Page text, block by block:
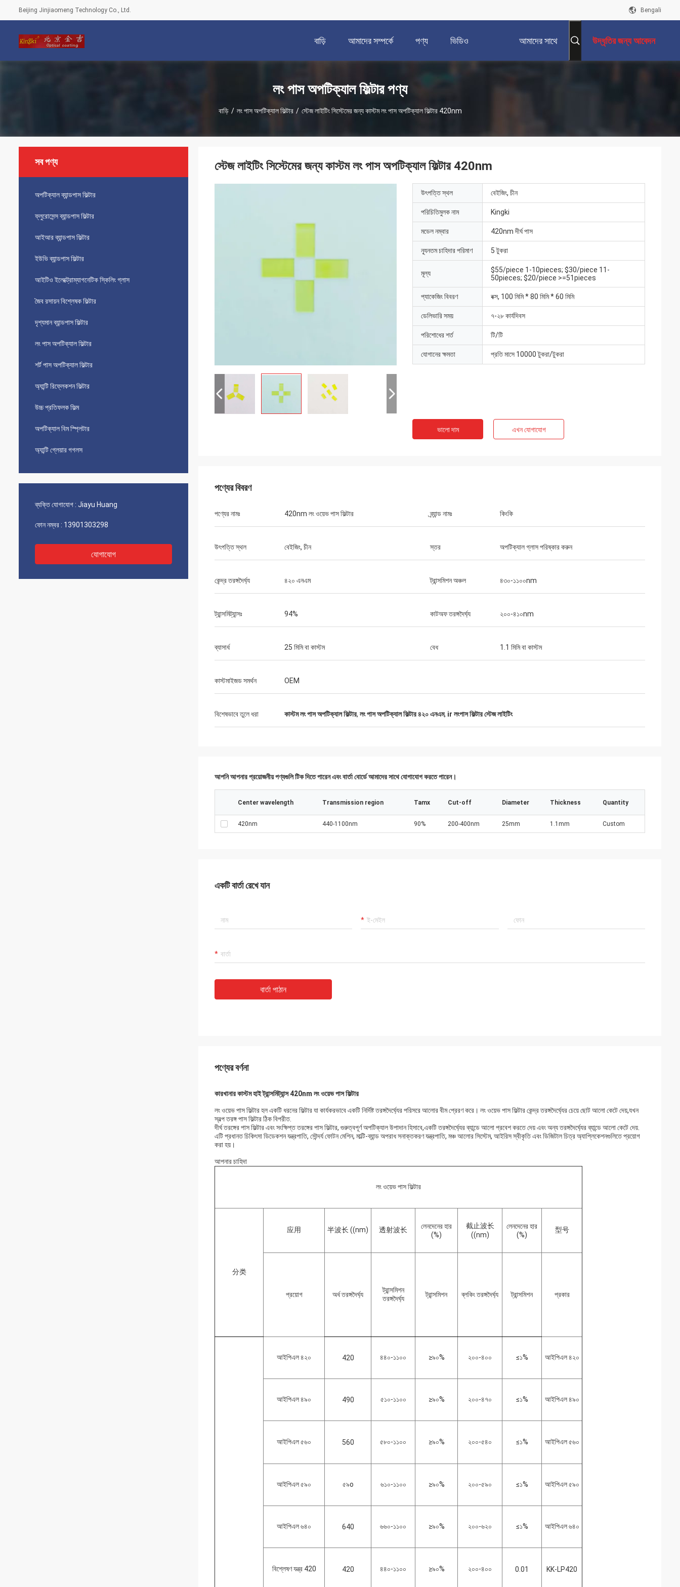
Beijing Jinjiaomeng Technology Co., Ltd. Bengali
বাড়ি আমাদের সম্পর্কে পণ্য ভিডিও আমাদের সাথে উদ্ধৃতির জন্য আবেদন
লং পাস অপটিক্যাল ফিল্টার পণ্য
বাড়ি / লং পাস অপটিক্যাল ফিল্টার / স্টেজ লাইটিং সিস্টেমের জন্য কাস্টম লং পাস অপটিক্যাল ফিল্টার 420nm
সব পণ্য
অপটিক্যাল ব্যান্ডপাস ফিল্টার
ফ্লুরোসেন্স ব্যান্ডপাস ফিল্টার
আইআর ব্যান্ডপাস ফিল্টার
ইউভি ব্যান্ডপাস ফিল্টার
আইটিও ইলেক্ট্রোম্যাগনেটিক স্কিলিং গ্লাস
জৈব রসায়ন বিশ্লেষক ফিল্টার
দৃশ্যমান ব্যান্ডপাস ফিল্টার
লং পাস অপটিক্যাল ফিল্টার
শর্ট পাস অপটিক্যাল ফিল্টার
অ্যান্টি রিফ্লেকশন ফিল্টার
উচ্চ প্রতিফলক ফিল্ম
অপটিক্যাল বিম স্প্লিটার
অ্যান্টি গ্লেয়ার গগলস
ব্যক্তি যোগাযোগ : Jiayu Huang
ফোন নম্বর : 13901303298
যোগাযোগ
স্টেজ লাইটিং সিস্টেমের জন্য কাস্টম লং পাস অপটিক্যাল ফিল্টার 420nm
উৎপত্তি স্থল বেইজিং, চীন
পরিচিতিমুলক নাম Kingki
মডেল নম্বার 420nm দীর্ঘ পাস
ন্যূনতম চাহিদার পরিমাণ 5 টুকরা
মূল্য
$55/piece 1-10pieces; $30/piece 11-
50pieces; $20/piece >=51pieces
প্যাকেজিং বিবরণ বক্স, 100 মিমি * 80 মিমি * 60 মিমি
ডেলিভারি সময় ৭-২৮ কার্যদিবস
পরিশোধের শর্ত টি/টি
যোগানের ক্ষমতা প্রতি মাসে 10000 টুকরা/টুকরা
ভালো দাম এখন যোগাযোগ
পণ্যের বিবরণ
পণ্যের নামঃ 420nm লং ওয়েভ পাস ফিল্টার ব্র্যান্ড নামঃ কিংকি
উৎপত্তি স্থল বেইজিং, চীন স্তর অপটিক্যাল গ্লাস পরিষ্কার করুন
কেন্দ্র তরঙ্গদৈর্ঘ্য ৪২০ এনএম ট্রান্সমিশন অঞ্চল ৪৩০-১১০০nm
ট্রান্সমিট্যান্সঃ 94% কাটঅফ তরঙ্গদৈর্ঘ্য ২০০-৪১০nm
ব্যাসার্ধ 25 মিমি বা কাস্টম বেধ 1.1 মিমি বা কাস্টম
কাস্টমাইজড সমর্থন OEM
বিশেষভাবে তুলে ধরা কাস্টম লং পাস অপটিক্যাল ফিল্টার, লং পাস অপটিক্যাল ফিল্টার ৪২০ এনএম, ir লংপাস ফিল্টার স্টেজ লাইটিং
আপনি আপনার প্রয়োজনীয় পণ্যগুলি টিক দিতে পারেন এবং বার্তা বোর্ডে আমাদের সাথে যোগাযোগ করতে পারেন।
Center wavelength Transmission region Tamx Cut-off Diameter Thickness Quantity
420nm 440-1100nm 90% 200-400nm 25mm 1.1mm Custom
একটি বার্তা রেখে যান
বার্তা পাঠান
পণ্যের বর্ণনা
কারখানার কাস্টম হাই ট্রান্সমিট্যান্স 420nm লং ওয়েভ পাস ফিল্টার
লং ওয়েভ পাস ফিল্টার হল একটি ধরনের ফিল্টার যা কার্যকরভাবে একটি নির্দিষ্ট তরঙ্গদৈর্ঘ্যের পরিসরে আলোর বীম প্রেরণ করে। লং ওয়েভ পাস ফিল্টার কেন্দ্র তরঙ্গদৈর্ঘ্যের চেয়ে ছোট আলো কেটে দেয়,যখন
স্বল্প তরঙ্গ পাস ফিল্টার ঠিক বিপরীত.
দীর্ঘ তরঙ্গের পাস ফিল্টার এবং সংক্ষিপ্ত তরঙ্গের পাস ফিল্টার, গুরুত্বপূর্ণ অপটিক্যাল উপাদান হিসাবে,একটি তরঙ্গদৈর্ঘ্যের ব্যান্ডে আলো প্রবেশ করতে দেয় এবং অন্য তরঙ্গদৈর্ঘ্যের ব্যান্ডে আলো কেটে দেয়.
এটি প্রধানত চিকিৎসা ডিডেকশন যন্ত্রপাতি, সৌন্দর্য ফোটন মেশিন, মাল্টি-ব্যান্ড অপরাধ সনাক্তকরণ যন্ত্রপাতি, মঞ্চ আলোর সিস্টেম, আইরিস স্বীকৃতি এবং ডিজিটাল চিত্র অ্যাপ্লিকেশনগুলিতে প্রয়োগ
করা হয়।
আপনার চাহিদা
লং ওয়েভ পাস ফিল্টার
分类
应用 半波长 ((nm) 透射波长
লেনদেনের হার
(%)
截止波长
((nm)
লেনদেনের হার
(%)
型号
প্রয়োগ অর্ধ তরঙ্গদৈর্ঘ্য
ট্রান্সমিশন
তরঙ্গদৈর্ঘ্য
ট্রান্সমিশন ব্লকিং তরঙ্গদৈর্ঘ্য ট্রান্সমিশন প্রকার
আইপিএল ৪২০ 420 ৪৪০-১১০০ ≥৯০% ২০০-৪০০ ≤১% আইপিএল ৪২০
আইপিএল ৪৯০ 490 ৫১০-১১০০ ≥৯০% ২০০-৪৭০ ≤১% আইপিএল ৪৯০
আইপিএল ৫৬০ 560 ৫৮০-১১০০ ≥৯০% ২০০-৫৪০ ≤১% আইপিএল ৫৬০
আইপিএল ৫৯০ ৫৯o ৬১০-১১০০ ≥৯০% ২০০-৫৯০ ≤১% আইপিএল ৫৯০
আইপিএল ৬৪০ 640 ৬৬০-১১০০ ≥৯০% ২০০-৬২০ ≤১% আইপিএল ৬৪০
বিশ্লেষণ যন্ত্র 420 420 ৪৪০-১১০০ ≥৯০% ২০০-৪০০ 0.01 KK-LP420